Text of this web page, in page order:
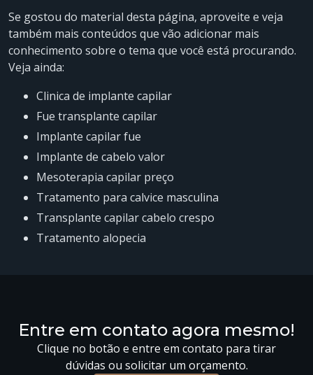
Se gostou do material desta página, aproveite e veja
também mais conteúdos que vão adicionar mais
conhecimento sobre o tema que você está procurando.
Veja ainda:
clinica de implante capilar
fue transplante capilar
implante capilar fue
implante de cabelo valor
mesoterapia capilar preço
tratamento para calvice masculina
transplante capilar cabelo crespo
tratamento alopecia
Entre em contato agora mesmo!
Clique no botão e entre em contato para tirar
dúvidas ou solicitar um orçamento.